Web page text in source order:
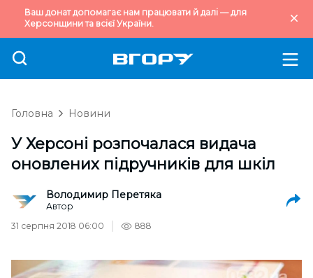
Ваш донат допомагає нам працювати й далі — для
Херсонщини та всієї України.
Головна Новини
У Херсоні розпочалася видача
оновлених підручників для шкіл
Володимир Перетяка
Автор
31 серпня 2018 06:00
888